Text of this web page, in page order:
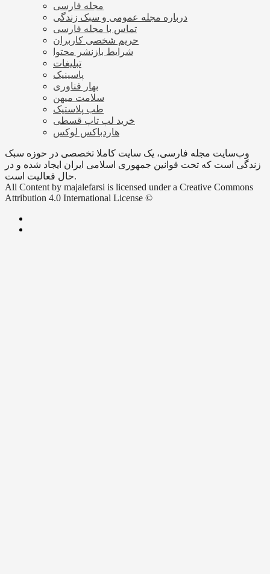
مجله فارسی
درباره مجله عمومی و سبک زندگی
تماس با مجله فارسی
حریم شخصی کاربران
شرایط بازنشر محتوا
تبلیغات
پاسینیک
بهار فناوری
سلامت میهن
طب پلاستیک
خرید لپ تاپ قسطی
هاردباکس لوکس
وب‌سایت مجله فارسی، یک سایت کاملا تخصصی در حوزه سبک
زندگی است که تحت قوانین جمهوری اسلامی ایران ایجاد شده و در
حال فعالیت است.
All Content by majalefarsi is licensed under a Creative Commons
Attribution 4.0 International License ©️